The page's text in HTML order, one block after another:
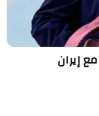
إيران